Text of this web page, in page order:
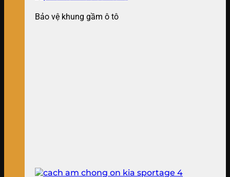
Bảo vệ khung gầm ô tô